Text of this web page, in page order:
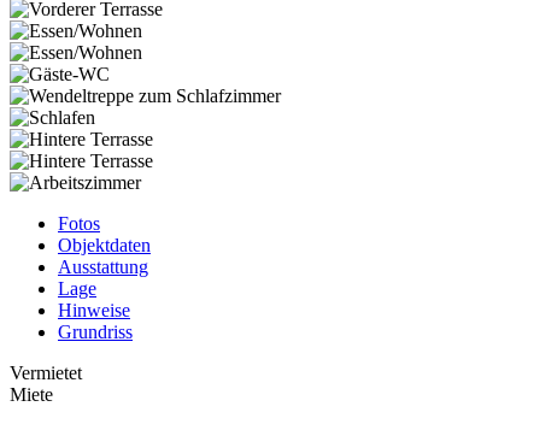
Fotos
Objektdaten
Ausstattung
Lage
Hinweise
Grundriss
Vermietet
Miete